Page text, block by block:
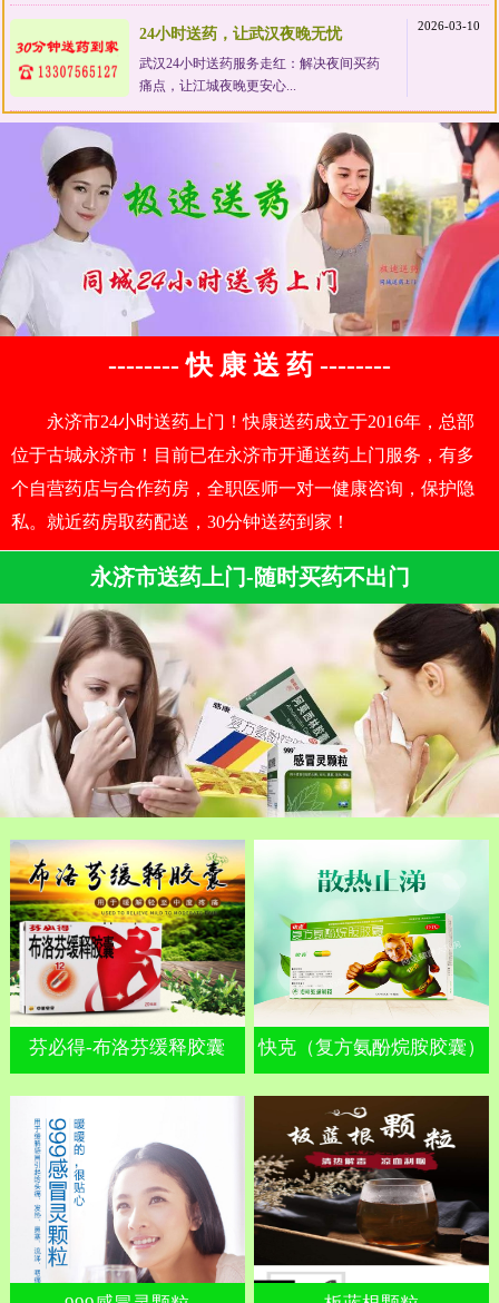
24小时送药，让武汉夜晚无忧
武汉24小时送药服务走红：解决夜间买药
痛点，让江城夜晚更安心...
2026-03-10
-------- 快 康 送 药 --------
永济市24小时送药上门！快康送药成立于2016年，总部
位于古城永济市！目前已在永济市开通送药上门服务，有多
个自营药店与合作药房，全职医师一对一健康咨询，保护隐
私。就近药房取药配送，30分钟送药到家！
永济市送药上门-随时买药不出门
芬必得-布洛芬缓释胶囊 快克（复方氨酚烷胺胶囊）